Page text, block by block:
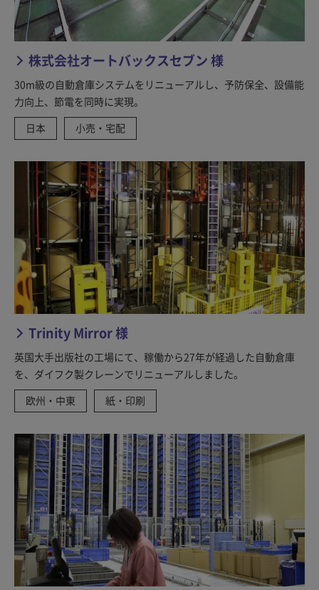
株式会社オートバックスセブン 様
30m級の自動倉庫システムをリニューアルし、予防保全、設備能
力向上、節電を同時に実現。
日本
小売・宅配
Trinity Mirror 様
英国大手出版社の工場にて、稼働から27年が経過した自動倉庫
を、ダイフク製クレーンでリニューアルしました。
欧州・中東
紙・印刷